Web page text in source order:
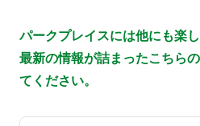
パークプレイスには他にも楽
最新の情報が詰まったこちら
てください。